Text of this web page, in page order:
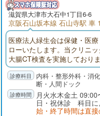
滋賀県大津市大石中1丁目6-6
京阪石山坂本線 石山寺駅 車
医療法人緑生会は保健・医
ローいたします。当クリニ
大腸CT検査を実施しており
でも大腸内視鏡検査は前処
CTは前処置も軽く痛みもほ
ておりますのでほぼ絶食もあ
内科・整形外科・消
断・人間ドック
月火水木金土
日・祝休診 科目に
始・終了時間は直